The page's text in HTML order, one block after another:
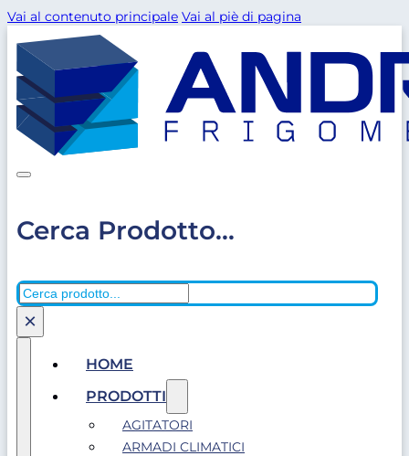
Vai al contenuto principale Vai al piè di pagina
Cerca Prodotto...
Cerca
×
HOME
PRODOTTI
AGITATORI
ARMADI CLIMATICI